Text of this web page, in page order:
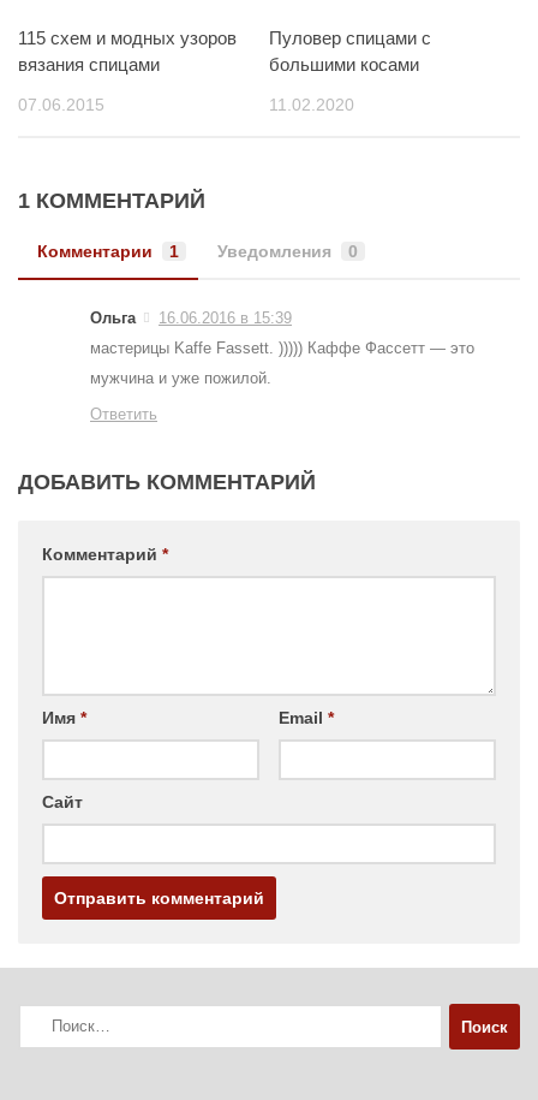
115 схем и модных узоров
вязания спицами
07.06.2015
Пуловер спицами с
большими косами
11.02.2020
1 КОММЕНТАРИЙ
Комментарии 1 Уведомления 0
Ольга
16.06.2016 в 15:39
мастерицы Kaffe Fassett. ))))) Каффе Фассетт — это
мужчина и уже пожилой.
Ответить
ДОБАВИТЬ КОММЕНТАРИЙ
Комментарий *
Имя * Email *
Сайт
Найти: